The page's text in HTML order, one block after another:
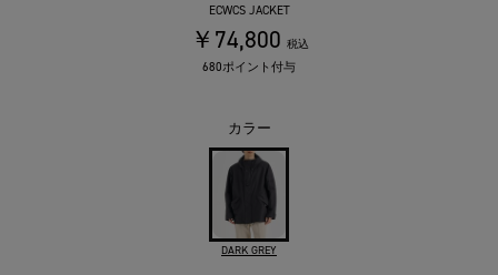
ECWCS JACKET
￥74,800 税込
680ポイント付与
カラー
DARK GREY